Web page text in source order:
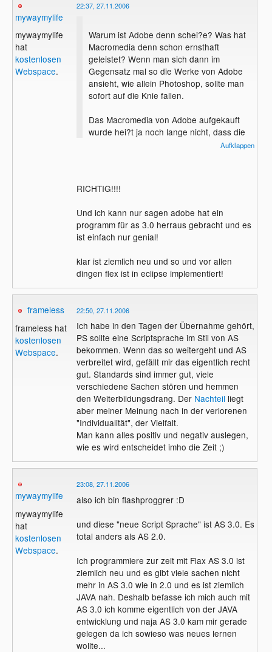
mywaymylife
mywaymylife
hat
kostenlosen
Webspace.
22:37, 27.11.2006
Warum ist Adobe denn schei?e? Was hat
Macromedia denn schon ernsthaft
geleistet? Wenn man sich dann im
Gegensatz mal so die Werke von Adobe
ansieht, wie allein Photoshop, sollte man
sofort auf die Knie fallen.
Das Macromedia von Adobe aufgekauft
wurde hei?t ja noch lange nicht, dass die
Leute, die fr?her f?r Macromedia anAufklappen
RICHTIG!!!!
Und ich kann nur sagen adobe hat ein
programm für as 3.0 herraus gebracht und es
ist einfach nur genial!
klar ist ziemlich neu und so und vor allen
dingen flex ist in eclipse implementiert!
frameless
frameless hat
kostenlosen
Webspace.
22:50, 27.11.2006
Ich habe in den Tagen der Übernahme gehört,
PS sollte eine Scriptsprache im Stil von AS
bekommen. Wenn das so weitergeht und AS
verbreitet wird, gefällt mir das eigentlich recht
gut. Standards sind immer gut, viele
verschiedene Sachen stören und hemmen
den Weiterbildungsdrang. Der Nachteil liegt
aber meiner Meinung nach in der verlorenen
"Individualität", der Vielfalt.
Man kann alles positiv und negativ auslegen,
wie es wird entscheidet imho die Zeit ;)
mywaymylife
mywaymylife
hat
kostenlosen
Webspace.
23:08, 27.11.2006
also ich bin flashproggrer :D
und diese "neue Script Sprache" ist AS 3.0. Es
total anders als AS 2.0.
Ich programmiere zur zeit mit Flax AS 3.0 ist
ziemlich neu und es gibt viele sachen nicht
mehr in AS 3.0 wie in 2.0 und es ist ziemlich
JAVA nah. Deshalb befasse ich mich auch mit
AS 3.0 ich komme eigentlich von der JAVA
entwicklung und naja AS 3.0 kam mir gerade
gelegen da ich sowieso was neues lernen
wollte...